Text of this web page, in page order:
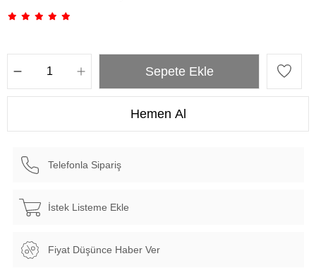
Telefonla Sipariş
İstek Listeme Ekle
Fiyat Düşünce Haber Ver